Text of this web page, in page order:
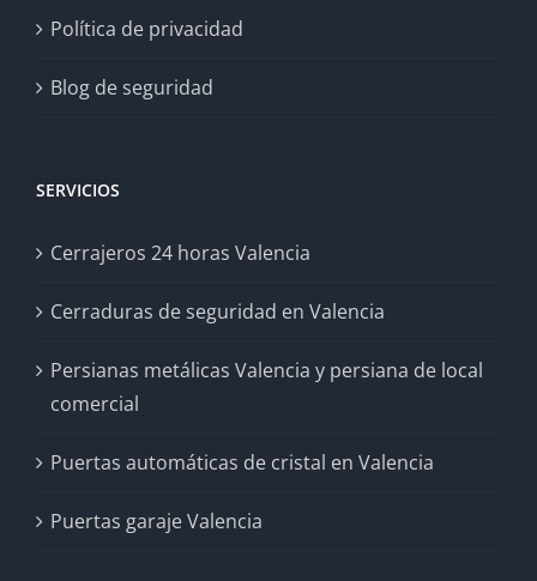
Política de privacidad
Blog de seguridad
SERVICIOS
Cerrajeros 24 horas Valencia
Cerraduras de seguridad en Valencia
Persianas metálicas Valencia y persiana de local
comercial
Puertas automáticas de cristal en Valencia
Puertas garaje Valencia